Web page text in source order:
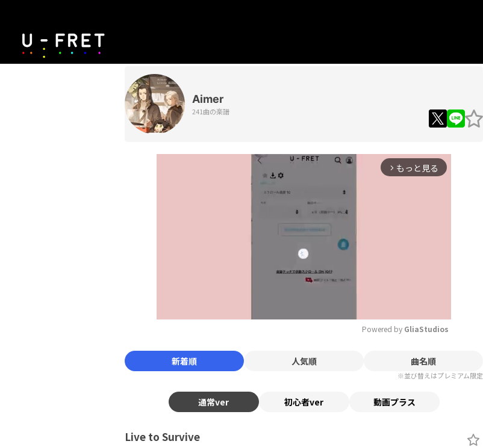
Aimer
241曲の楽譜
arrow_forward_ios もっと見る
Mute
Powered by GliaStudios
新着順 人気順 曲名順
※並び替えはプレミアム限定
通常ver 初心者ver 動画プラス
Live to Survive